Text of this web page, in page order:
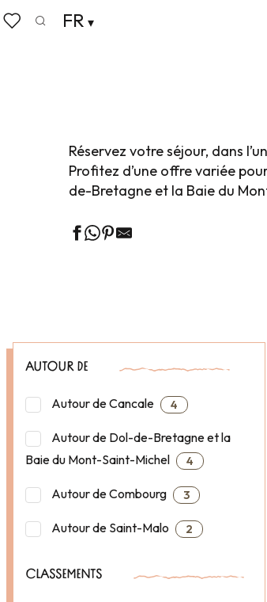
Aller
au
FR
Accueil
Réservez votre séjour, dans
Profitez d’une offre variée
de-Bretagne et la Baie du
AUTOUR DE
Autour de Cancale 4
Autour de Dol-de-Bretagne et la
Baie du Mont-Saint-Michel
4
Autour de Combourg 3
Autour de Saint-Malo 2
CLASSEMENTS